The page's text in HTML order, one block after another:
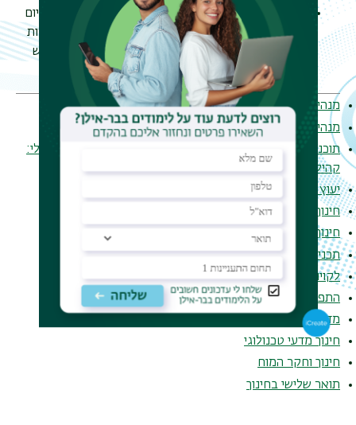
- מסלול יישומי - ללא ביצוע עבודת מחקר. סיום
הלימודים במסלול זה אינו מאפשר הגשת מועמדות ישירות
לתואר שלישי. המעוניין בהמשך לימודי תואר שלישי נדרש
להשלים כתיבת תזה.
מנהיגות וניהול מערכות חינוך
מנהיגות וניהול מערכות חינוך במגמת השכלה גבוהה
תוכנית מנהיגות וניהול מערכות חינוך במגמת חינוך בלתי פורמלי:
קהילה ונוער
יעוץ חינוכי
חינוך מיוחד
חינוך מיוחד - אוטיזם
תכנית חינוך מיוחד במגמת רבגוניות קוגניטיבית
לקויות למידה
התפתחות הילד
מדעי הלמידה וההוראה
חינוך מדעי טכנולוגי
חינוך וחקר המוח
תואר שלישי בחינוך